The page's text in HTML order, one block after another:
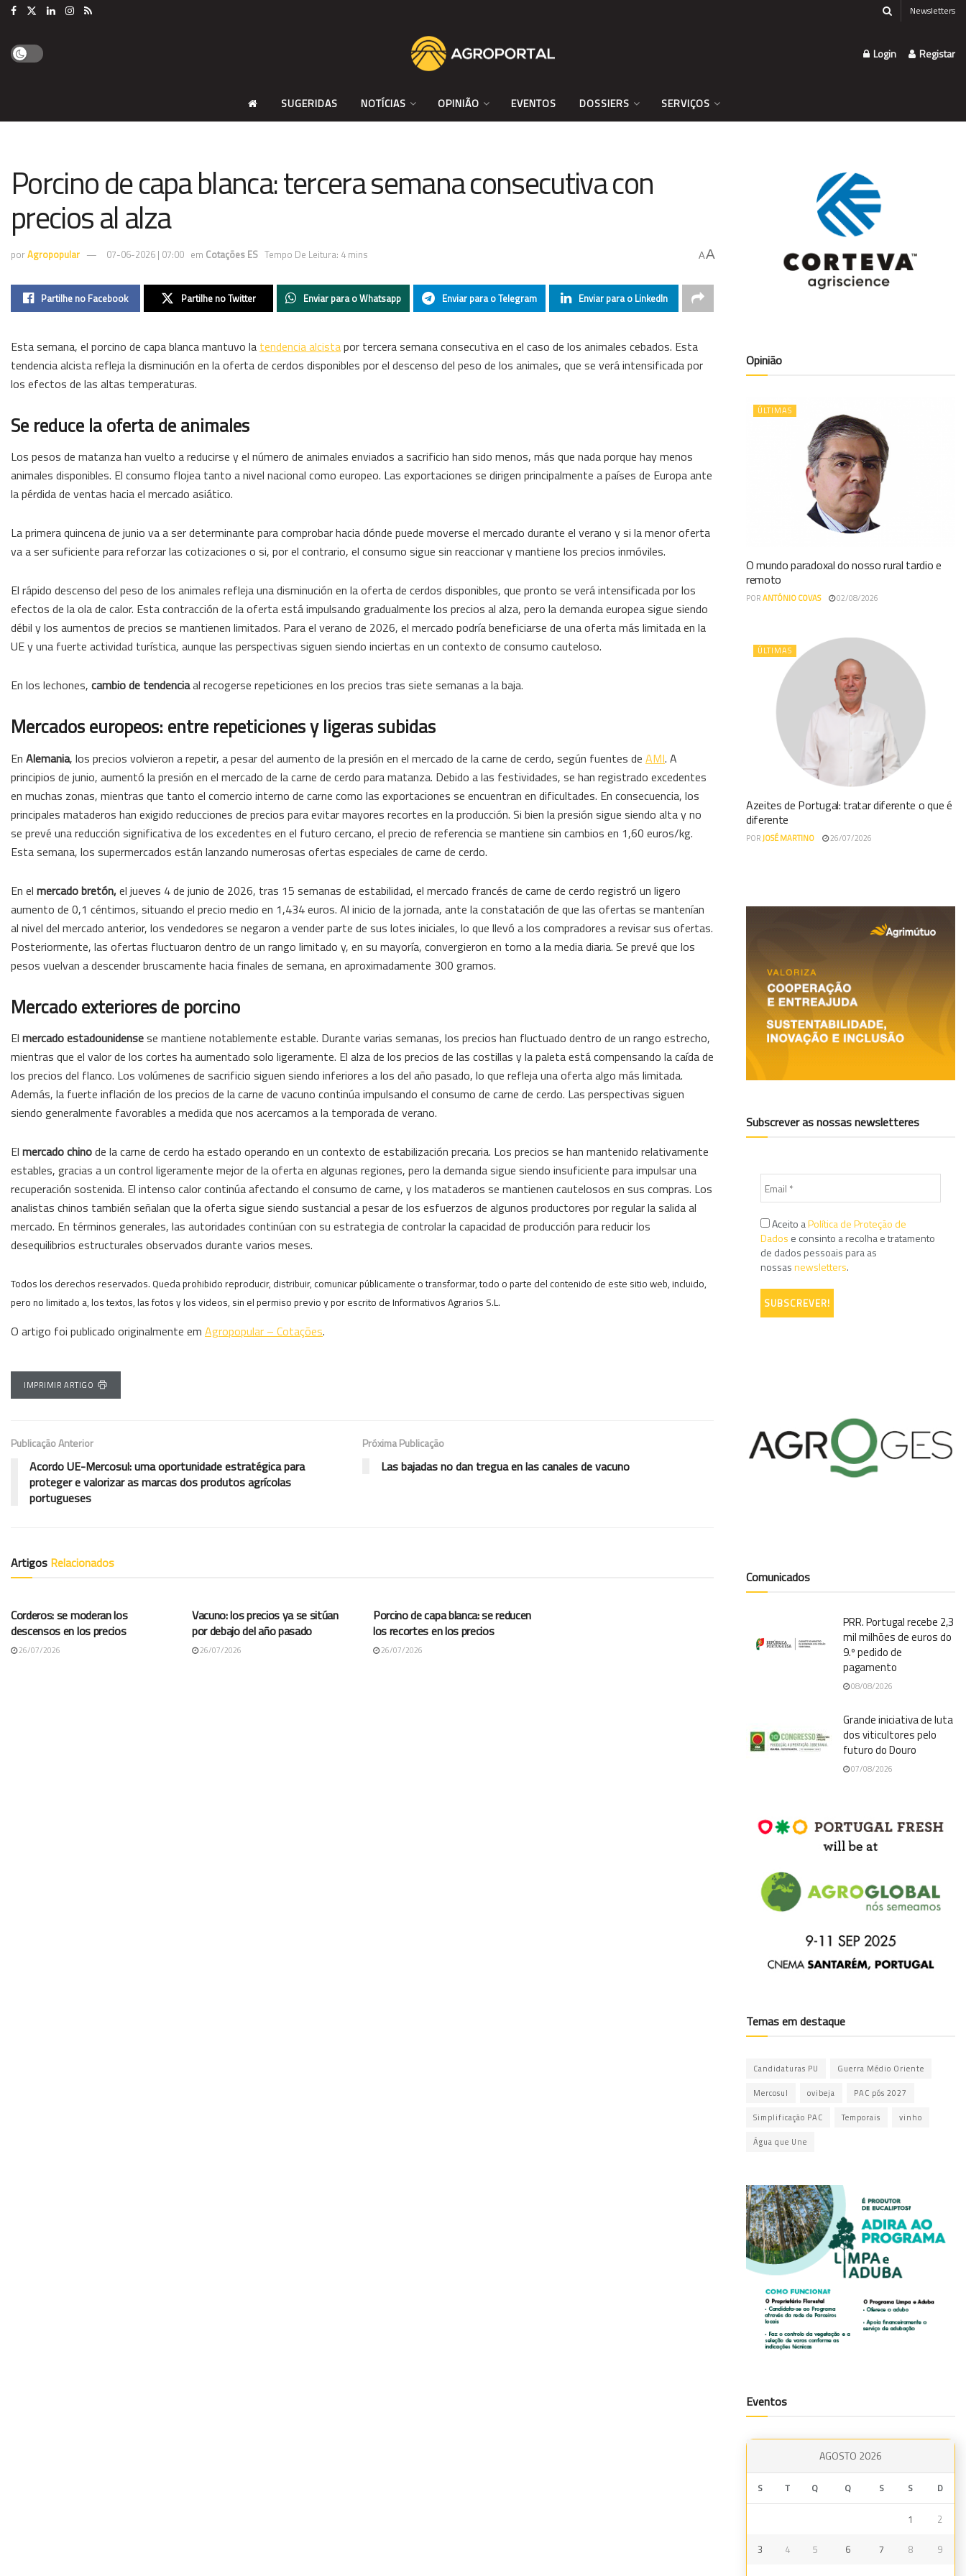
Newsletters
Login Registar
SUGERIDAS NOTÍCIAS OPINIÃO EVENTOS DOSSIERS SERVIÇOS
Porcino de capa blanca: tercera semana consecutiva con
precios al alza
porAgropopular 07-06-2026 | 07:00 em Cotações ES Tempo De Leitura: 4 mins AA
Partilhe no Facebook Partilhe no Twitter Enviar para o Whatsapp Enviar para o Telegram Enviar para o LinkedIn
Esta semana, el porcino de capa blanca mantuvo la tendencia alcistapor tercera semana consecutiva en el caso de los animales cebados. Esta
tendencia alcista refleja la disminución en la oferta de cerdos disponibles por el descenso del peso de los animales, que se verá intensificada por
los efectos de las altas temperaturas.
Se reduce la oferta de animales
Los pesos de matanza han vuelto a reducirse y el número de animales enviados a sacrificio han sido menos, más que nada porque hay menos
animales disponibles. El consumo flojea tanto a nivel nacional como europeo. Las exportaciones se dirigen principalmente a países de Europa ante
la pérdida de ventas hacia el mercado asiático.
La primera quincena de junio va a ser determinante para comprobar hacia dónde puede moverse el mercado durante el verano y si la menor oferta
va a ser suficiente para reforzar las cotizaciones o si, por el contrario, el consumo sigue sin reaccionar y mantiene los precios inmóviles.
El rápido descenso del peso de los animales refleja una disminución en la oferta de cerdos disponibles, que pronto se verá intensificada por los
efectos de la ola de calor. Esta contracción de la oferta está impulsando gradualmente los precios al alza, pero la demanda europea sigue siendo
débil y los aumentos de precios se mantienen limitados. Para el verano de 2026, el mercado podría beneficiarse de una oferta más limitada en la
UE y una fuerte actividad turística, aunque las perspectivas siguen siendo inciertas en un contexto de consumo cauteloso.
En los lechones, cambio de tendenciaal recogerse repeticiones en los precios tras siete semanas a la baja.
Mercados europeos: entre repeticiones y ligeras subidas
En Alemania, los precios volvieron a repetir, a pesar del aumento de la presión en el mercado de la carne de cerdo, según fuentes de AMI. A
principios de junio, aumentó la presión en el mercado de la carne de cerdo para matanza. Debido a las festividades, se han registrado excedentes
en muchas zonas, mientras que tanto el comercio interno de carne como las exportaciones se encuentran en dificultades. En consecuencia, los
principales mataderos han exigido reducciones de precios para evitar mayores recortes en la producción. Si bien la presión sigue siendo alta y no
se prevé una reducción significativa de los excedentes en el futuro cercano, el precio de referencia se mantiene sin cambios en 1,60 euros/kg.
Esta semana, los supermercados están lanzando numerosas ofertas especiales de carne de cerdo.
En el mercado bretón,el jueves 4 de junio de 2026, tras 15 semanas de estabilidad, el mercado francés de carne de cerdo registró un ligero
aumento de 0,1 céntimos, situando el precio medio en 1,434 euros. Al inicio de la jornada, ante la constatación de que las ofertas se mantenían
al nivel del mercado anterior, los vendedores se negaron a vender parte de sus lotes iniciales, lo que llevó a los compradores a revisar sus ofertas.
Posteriormente, las ofertas fluctuaron dentro de un rango limitado y, en su mayoría, convergieron en torno a la media diaria. Se prevé que los
pesos vuelvan a descender bruscamente hacia finales de semana, en aproximadamente 300 gramos.
Mercado exteriores de porcino
El mercado estadounidensese mantiene notablemente estable. Durante varias semanas, los precios han fluctuado dentro de un rango estrecho,
mientras que el valor de los cortes ha aumentado solo ligeramente. El alza de los precios de las costillas y la paleta está compensando la caída de
los precios del flanco. Los volúmenes de sacrificio siguen siendo inferiores a los del año pasado, lo que refleja una oferta algo más limitada.
Además, la fuerte inflación de los precios de la carne de vacuno continúa impulsando el consumo de carne de cerdo. Las perspectivas siguen
siendo generalmente favorables a medida que nos acercamos a la temporada de verano.
El mercado chinode la carne de cerdo ha estado operando en un contexto de estabilización precaria. Los precios se han mantenido relativamente
estables, gracias a un control ligeramente mejor de la oferta en algunas regiones, pero la demanda sigue siendo insuficiente para impulsar una
recuperación sostenida. El intenso calor continúa afectando el consumo de carne, y los mataderos se mantienen cautelosos en sus compras. Los
analistas chinos también señalan que la oferta sigue siendo sustancial a pesar de los esfuerzos de algunos productores por regular la salida al
mercado. En términos generales, las autoridades continúan con su estrategia de controlar la capacidad de producción para reducir los
desequilibrios estructurales observados durante varios meses.
Todos los derechos reservados. Queda prohibido reproducir, distribuir, comunicar públicamente o transformar, todo o parte del contenido de este sitio web, incluido,
pero no limitado a, los textos, las fotos y los videos, sin el permiso previo y por escrito de Informativos Agrarios S.L.
O artigo foi publicado originalmente em Agropopular – Cotações.
IMPRIMIR ARTIGO
Publicação Anterior
Acordo UE-Mercosul: uma oportunidade estratégica para
proteger e valorizar as marcas dos produtos agrícolas
portugueses
Próxima Publicação
Las bajadas no dan tregua en las canales de vacuno
Artigos Relacionados
Corderos: se moderan los
descensos en los precios
26/07/2026
Vacuno: los precios ya se sitúan
por debajo del año pasado
26/07/2026
Porcino de capa blanca: se reducen
los recortes en los precios
26/07/2026
Opinião
ÚLTIMAS
O mundo paradoxal do nosso rural tardio e
remoto
PORANTÓNIO COVAS 02/08/2026
ÚLTIMAS
Azeites de Portugal: tratar diferente o que é
diferente
PORJOSÉ MARTINO 26/07/2026
Subscrever as nossas newsletteres
Aceito aPolítica de Proteção de
Dados e consinto a recolha e tratamento
de dados pessoais para as
nossasnewsletters.
Comunicados
PRR. Portugal recebe 2,3
mil milhões de euros do
9.º pedido de
pagamento
08/08/2026
Grande iniciativa de luta
dos viticultores pelo
futuro do Douro
07/08/2026
Temas em destaque
Candidaturas PU Guerra Médio Oriente
Mercosul ovibeja PAC pós 2027
Simplificação PAC Temporais vinho
Água que Une
Eventos
AGOSTO 2026
S T Q Q S S D
1 2
3 4 5 6 7 8 9